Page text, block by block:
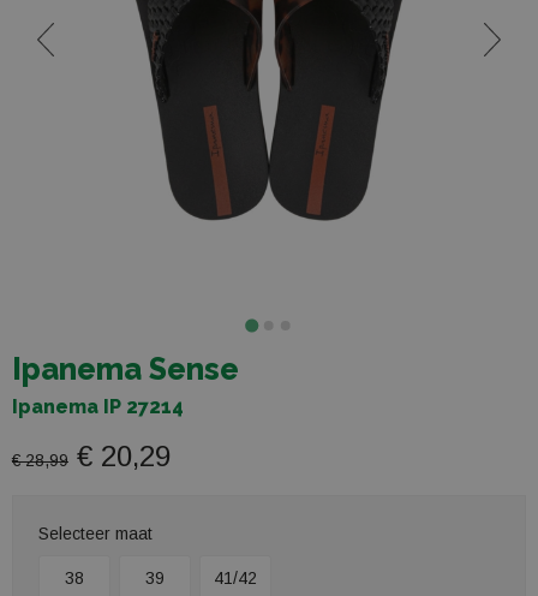
Ipanema Sense
Ipanema IP 27214
€ 28,99 € 20,29
Selecteer maat
38 39 41/42